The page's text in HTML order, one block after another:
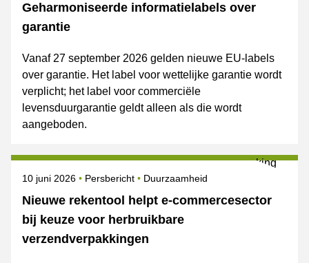
Geharmoniseerde informatielabels over
garantie
Vanaf 27 september 2026 gelden nieuwe EU-labels
over garantie. Het label voor wettelijke garantie wordt
verplicht; het label voor commerciële
levensduurgarantie geldt alleen als die wordt
aangeboden.
Nieuwe rekentool helpt e-commercesector
bij keuze voor herbruikbare
verzendverpakkingen
Gepubliceerd op
10 juni 2026 Categorie
Persbericht Onderwerpen
Duurzaamheid